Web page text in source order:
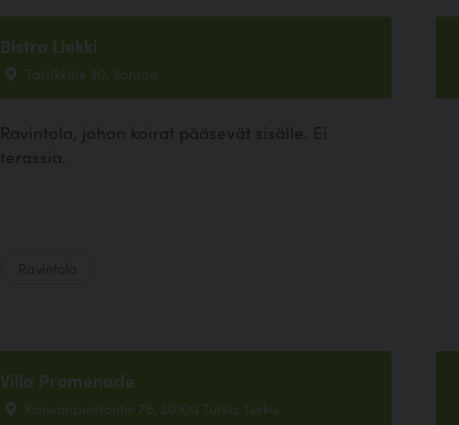
Bistro Liekki
Talvikkitie 30, Vantaa
Ravintola, johon koirat pääsevät sisälle. Ei
terassia.
Villa Promenade
Kansanpuistontie 76, 20100 Turku, Turku